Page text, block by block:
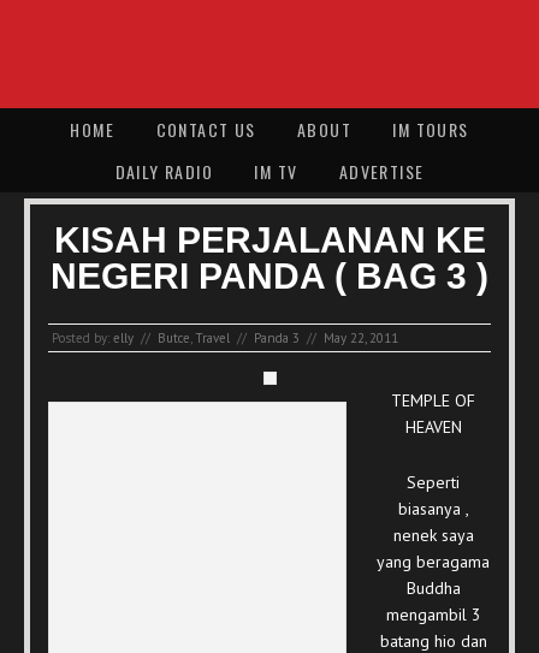
HOME CONTACT US ABOUT
IM TOURS
DAILY RADIO
IM TV ADVERTISE
KISAH PERJALANAN KE
NEGERI PANDA ( BAG 3 )
Posted by: elly // Butce,Travel // Panda 3 // May 22, 2011
TEMPLE OF
HEAVEN
Seperti
biasanya ,
nenek saya
yang beragama
Buddha
mengambil 3
batang hio dan